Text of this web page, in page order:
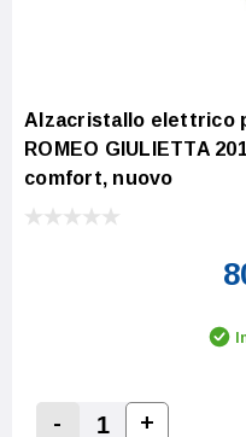
Alzacristallo elettrico
ROMEO GIULIETTA
comfort, nuovo
- +